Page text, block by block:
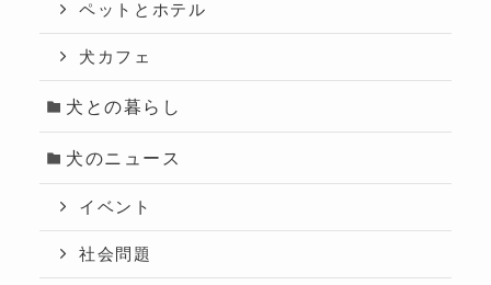
ペットとホテル
犬カフェ
犬との暮らし
犬のニュース
イベント
社会問題